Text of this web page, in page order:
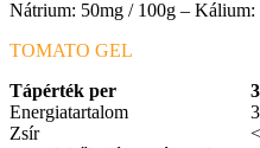
Nátrium: 50mg / 100g – Kálium:
TOMATO GEL
Tápérték per
Energiatartalom
Zsír